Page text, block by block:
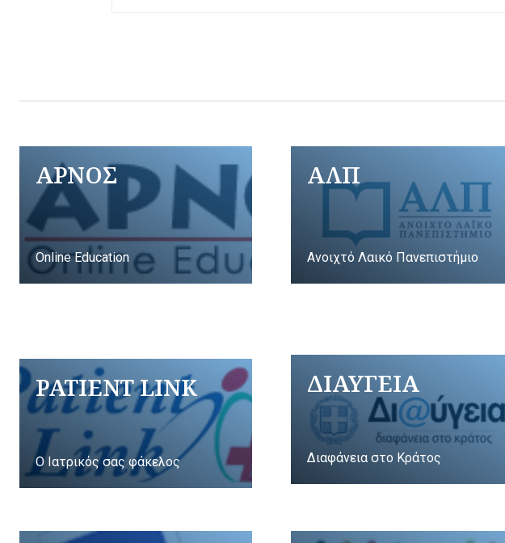
ΑΡΝΟΣ
Online Education
ΑΛΠ
Ανοιχτό Λαικό Πανεπιστήμιο
PATIENT LINK
Ο Ιατρικός σας φάκελος
ΔΙΑΥΓΕΙΑ
Διαφάνεια στο Κράτος